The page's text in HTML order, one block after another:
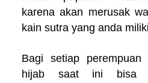
karena akan merusak
kain sutra yang anda
Bagi setiap perempuan
hijab saat ini bisa